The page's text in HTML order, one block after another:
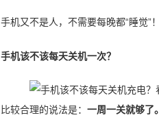
手机又不是人，不需要每晚都“睡觉”！
手机该不该每天关机一次？
比较合理的说法是： 一周一关就够了。